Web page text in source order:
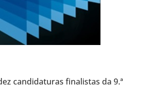
candidaturas finalistas da 9.ª